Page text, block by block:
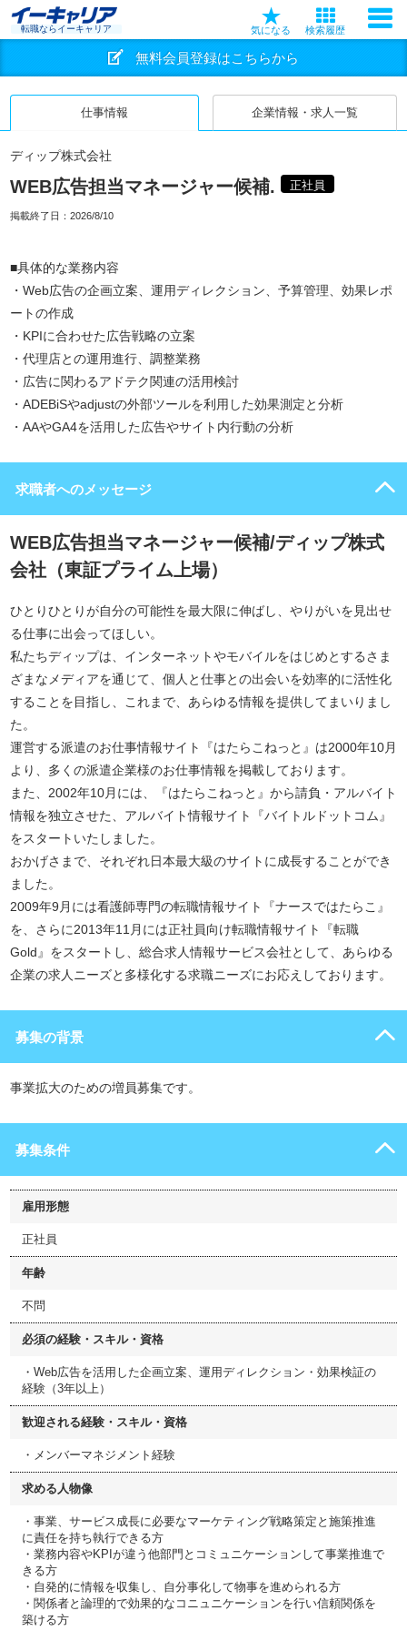
転職ならイーキャリア 気になる 検索履歴
無料会員登録はこちらから
仕事情報 企業情報・求人一覧
ディップ株式会社
WEB広告担当マネージャー候補. 正社員
掲載終了日： 2026/8/10
■具体的な業務内容
・Web広告の企画立案、運用ディレクション、予算管理、効果レポ
ートの作成
・KPIに合わせた広告戦略の立案
・代理店との運用進行、調整業務
・広告に関わるアドテク関連の活用検討
・ADEBiSやadjustの外部ツールを利用した効果測定と分析
・AAやGA4を活用した広告やサイト内行動の分析
求職者へのメッセージ
WEB広告担当マネージャー候補/ディップ株式
会社（東証プライム上場）
ひとりひとりが自分の可能性を最大限に伸ばし、やりがいを見出せ
る仕事に出会ってほしい。
私たちディップは、インターネットやモバイルをはじめとするさま
ざまなメディアを通じて、個人と仕事との出会いを効率的に活性化
することを目指し、これまで、あらゆる情報を提供してまいりまし
た。
運営する派遣のお仕事情報サイト『はたらこねっと』は2000年10月
より、多くの派遣企業様のお仕事情報を掲載しております。
また、2002年10月には、『はたらこねっと』から請負・アルバイト
情報を独立させた、アルバイト情報サイト『バイトルドットコム』
をスタートいたしました。
おかげさまで、それぞれ日本最大級のサイトに成長することができ
ました。
2009年9月には看護師専門の転職情報サイト『ナースではたらこ』
を、さらに2013年11月には正社員向け転職情報サイト『転職
Gold』をスタートし、総合求人情報サービス会社として、あらゆる
企業の求人ニーズと多様化する求職ニーズにお応えしております。
募集の背景
事業拡大のための増員募集です。
募集条件
雇用形態
正社員
年齢
不問
必須の経験・スキル・資格
・Web広告を活用した企画立案、運用ディレクション・効果検証の
経験（3年以上）
歓迎される経験・スキル・資格
・メンバーマネジメント経験
求める人物像
・事業、サービス成長に必要なマーケティング戦略策定と施策推進
に責任を持ち執行できる方
・業務内容やKPIが違う他部門とコミュニケーションして事業推進で
きる方
・自発的に情報を収集し、自分事化して物事を進められる方
・関係者と論理的で効果的なコニュニケーションを行い信頼関係を
築ける方